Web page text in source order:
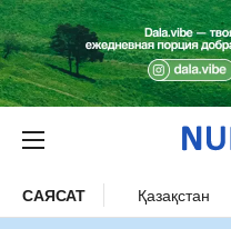
САЯСАТ Қазақстан